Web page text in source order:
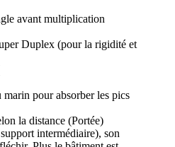
avant multiplication
Duplex (pour la rigidité et
pour absorber les pics
la distance (Portée)
intermédiaire), son